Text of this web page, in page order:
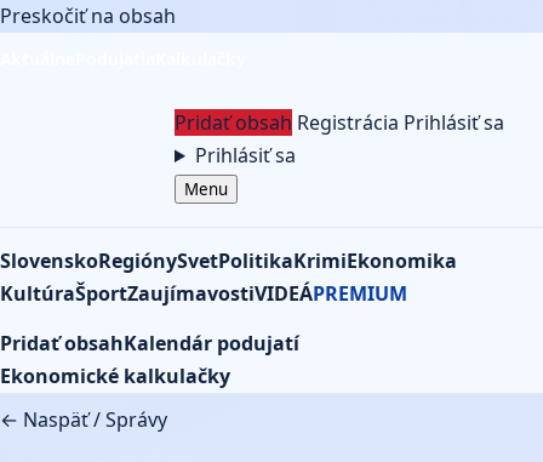
Preskočiť na obsah
Pridať obsah Registrácia Prihlásiť sa
Prihlásiť sa
Menu
SlovenskoRegiónySvetPolitikaKrimiEkonomika
KultúraŠportZaujímavostiVIDEÁPREMIUM
Pridať obsahKalendár podujatí
Ekonomické kalkulačky
← Naspäť/Správy